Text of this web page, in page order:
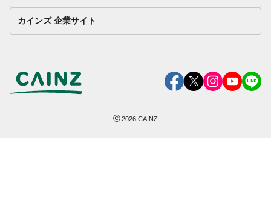
カインズ 企業サイト
©2026 CAINZ